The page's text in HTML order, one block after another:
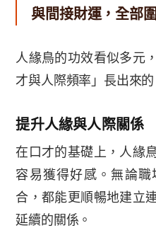
與間接財運，全部
人緣鳥的功效看似多元
才與人際頻率」長出來的
提升人緣與人際關係
在口才的基礎上，人緣
容易獲得好感。無論
合，都能更順暢地建立
延續的關係。